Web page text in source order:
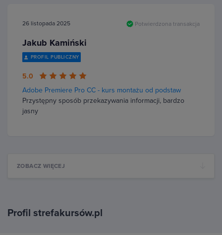
26 listopada 2025 Potwierdzona transakcja
Jakub Kamiński
PROFIL PUBLICZNY
5.0
Adobe Premiere Pro CC - kurs montażu od podstaw
Przystępny sposób przekazywania informacji, bardzo
jasny
ZOBACZ WIĘCEJ
Profil strefakursów.pl